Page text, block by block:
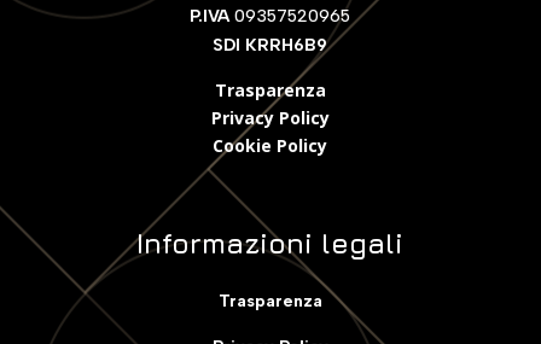
P.IVA09357520965
SDI KRRH6B9
Trasparenza
Privacy Policy
Cookie Policy
Informazioni legali
Trasparenza